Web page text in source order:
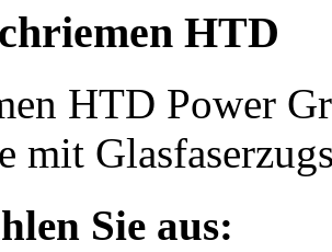
HTD
HTD Power
mit
Sie aus: